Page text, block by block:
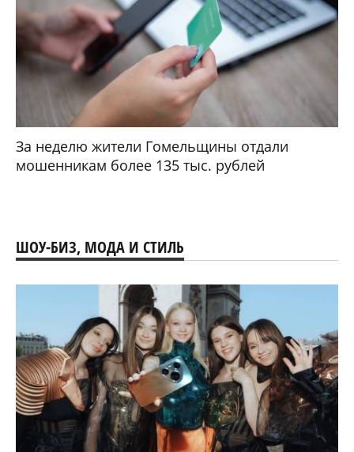
За неделю жители Гомельщины отдали
мошенникам более 135 тыс. рублей
ШОУ-БИЗ, МОДА И СТИЛЬ